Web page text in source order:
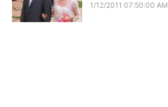
1/12/2011 07:50:00 AM